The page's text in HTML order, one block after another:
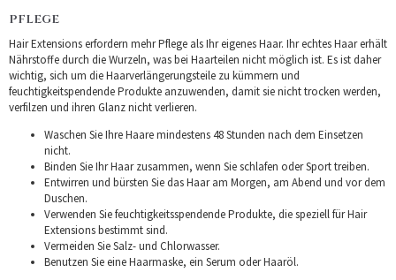
PFLEGE
Hair Extensions erfordern mehr Pflege als Ihr eigenes Haar. Ihr echtes Haar erhält
Nährstoffe durch die Wurzeln, was bei Haarteilen nicht möglich ist. Es ist daher
wichtig, sich um die Haarverlängerungsteile zu kümmern und
feuchtigkeitspendende Produkte anzuwenden, damit sie nicht trocken werden,
verfilzen und ihren Glanz nicht verlieren.
Waschen Sie Ihre Haare mindestens 48 Stunden nach dem Einsetzen
nicht.
Binden Sie Ihr Haar zusammen, wenn Sie schlafen oder Sport treiben.
Entwirren und bürsten Sie das Haar am Morgen, am Abend und vor dem
Duschen.
Verwenden Sie feuchtigkeitsspendende Produkte, die speziell für Hair
Extensions bestimmt sind.
Vermeiden Sie Salz- und Chlorwasser.
Benutzen Sie eine Haarmaske, ein Serum oder Haaröl.